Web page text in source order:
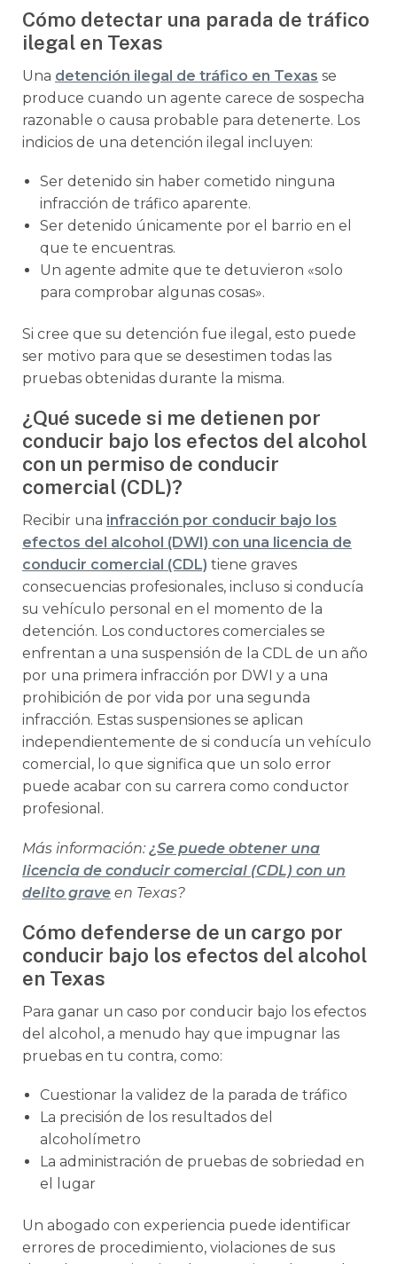
Cómo detectar una parada de tráfico
ilegal en Texas
Una detención ilegal de tráfico en Texas se
produce cuando un agente carece de sospecha
razonable o causa probable para detenerte. Los
indicios de una detención ilegal incluyen:
Ser detenido sin haber cometido ninguna
infracción de tráfico aparente.
Ser detenido únicamente por el barrio en el
que te encuentras.
Un agente admite que te detuvieron «solo
para comprobar algunas cosas».
Si cree que su detención fue ilegal, esto puede
ser motivo para que se desestimen todas las
pruebas obtenidas durante la misma.
¿Qué sucede si me detienen por
conducir bajo los efectos del alcohol
con un permiso de conducir
comercial (CDL)?
Recibir una infracción por conducir bajo los
efectos del alcohol (DWI) con una licencia de
conducir comercial (CDL) tiene graves
consecuencias profesionales, incluso si conducía
su vehículo personal en el momento de la
detención. Los conductores comerciales se
enfrentan a una suspensión de la CDL de un año
por una primera infracción por DWI y a una
prohibición de por vida por una segunda
infracción. Estas suspensiones se aplican
independientemente de si conducía un vehículo
comercial, lo que significa que un solo error
puede acabar con su carrera como conductor
profesional.
Más información: ¿Se puede obtener una
licencia de conducir comercial (CDL) con un
delito grave en Texas?
Cómo defenderse de un cargo por
conducir bajo los efectos del alcohol
en Texas
Para ganar un caso por conducir bajo los efectos
del alcohol, a menudo hay que impugnar las
pruebas en tu contra, como:
Cuestionar la validez de la parada de tráfico
La precisión de los resultados del
alcoholímetro
La administración de pruebas de sobriedad en
el lugar
Un abogado con experiencia puede identificar
errores de procedimiento, violaciones de sus